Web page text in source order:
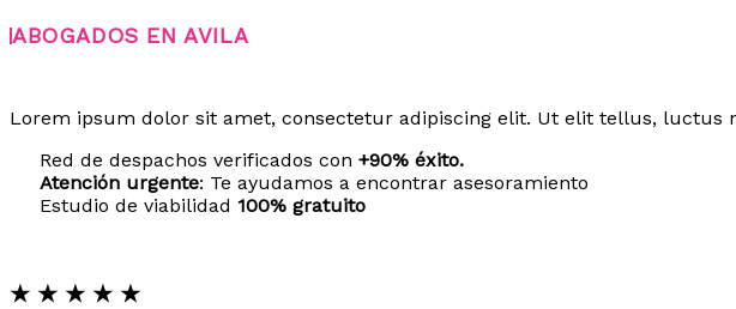
ABOGADOS EN AVILA
Lorem ipsum dolor sit amet, consectetur adipiscing elit. Ut elit tellus, luctus
Red de despachos verificados con +90% éxito.
Atención urgente: Te ayudamos a encontrar asesoramiento
Estudio de viabilidad 100% gratuito
★ ★ ★ ★ ★